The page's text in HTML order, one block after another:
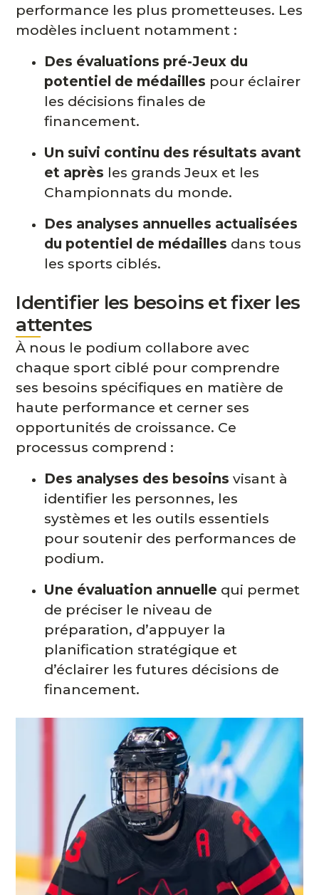
performance les plus prometteuses. Les
modèles incluent notamment :
Des évaluations pré-Jeux du
potentiel de médailles pour éclairer
les décisions finales de
financement.
Un suivi continu des résultats avant
et après les grands Jeux et les
Championnats du monde.
Des analyses annuelles actualisées
du potentiel de médailles dans tous
les sports ciblés.
Identifier les besoins et fixer les
attentes
À nous le podium collabore avec
chaque sport ciblé pour comprendre
ses besoins spécifiques en matière de
haute performance et cerner ses
opportunités de croissance. Ce
processus comprend :
Des analyses des besoins visant à
identifier les personnes, les
systèmes et les outils essentiels
pour soutenir des performances de
podium.
Une évaluation annuelle qui permet
de préciser le niveau de
préparation, d’appuyer la
planification stratégique et
d’éclairer les futures décisions de
financement.